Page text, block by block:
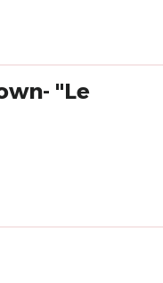
"Le